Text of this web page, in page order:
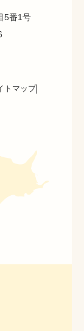
5番1号
トマップ